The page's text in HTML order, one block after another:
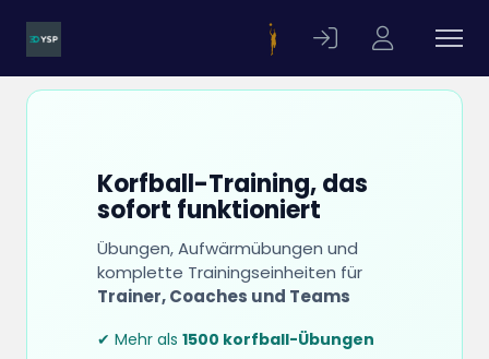
Korfball-Training, das
sofort funktioniert
Übungen, Aufwärmübungen und
komplette Trainingseinheiten für
Trainer, Coaches und Teams
✔ Mehr als 1500 korfball-Übungen